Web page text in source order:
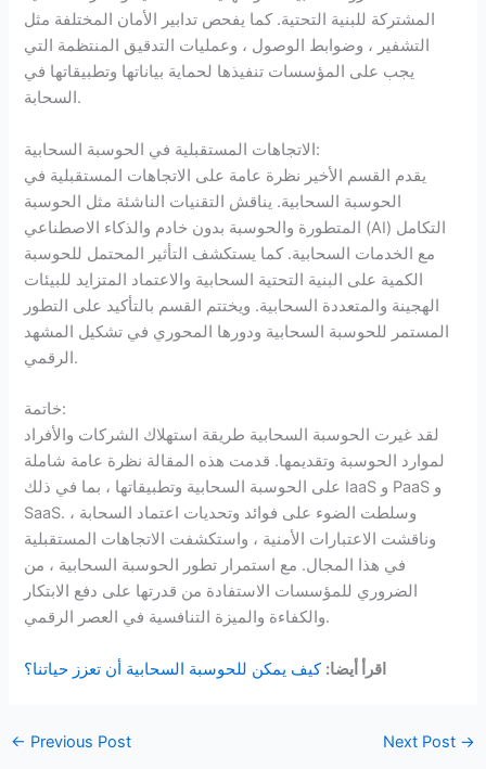
المشتركة للبنية التحتية. كما يفحص تدابير الأمان المختلفة مثل
التشفير ، وضوابط الوصول ، وعمليات التدقيق المنتظمة التي
يجب على المؤسسات تنفيذها لحماية بياناتها وتطبيقاتها في
السحابة.
الاتجاهات المستقبلية في الحوسبة السحابية:
يقدم القسم الأخير نظرة عامة على الاتجاهات المستقبلية في
الحوسبة السحابية. يناقش التقنيات الناشئة مثل الحوسبة
المتطورة والحوسبة بدون خادم والذكاء الاصطناعي (AI) التكامل
مع الخدمات السحابية. كما يستكشف التأثير المحتمل للحوسبة
الكمية على البنية التحتية السحابية والاعتماد المتزايد للبيئات
الهجينة والمتعددة السحابية. ويختتم القسم بالتأكيد على التطور
المستمر للحوسبة السحابية ودورها المحوري في تشكيل المشهد
الرقمي.
خاتمة:
لقد غيرت الحوسبة السحابية طريقة استهلاك الشركات والأفراد
لموارد الحوسبة وتقديمها. قدمت هذه المقالة نظرة عامة شاملة
على الحوسبة السحابية وتطبيقاتها ، بما في ذلك IaaS و PaaS و
SaaS. وسلطت الضوء على فوائد وتحديات اعتماد السحابة ،
وناقشت الاعتبارات الأمنية ، واستكشفت الاتجاهات المستقبلية
في هذا المجال. مع استمرار تطور الحوسبة السحابية ، من
الضروري للمؤسسات الاستفادة من قدرتها على دفع الابتكار
والكفاءة والميزة التنافسية في العصر الرقمي.
اقرأ أيضا: كيف يمكن للحوسبة السحابية أن تعزز حياتنا؟
← Previous Post Next Post →